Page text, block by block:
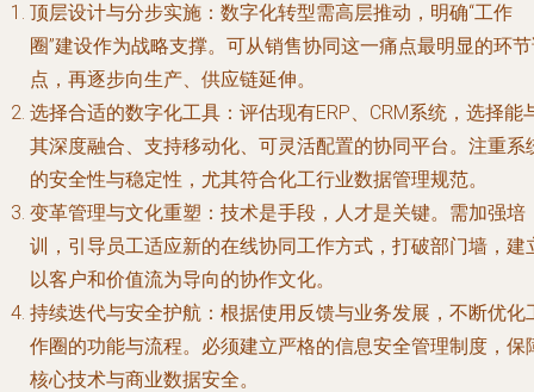
顶层设计与分步实施 ：数字化转型需高层推动，明确“工作
圈”建设作为战略支撑。可从销售协同这一痛点最明显的环
点，再逐步向生产、供应链延伸。
选择合适的数字化工具 ：评估现有ERP、CRM系统，选择能
其深度融合、支持移动化、可灵活配置的协同平台。注重系
的安全性与稳定性，尤其符合化工行业数据管理规范。
变革管理与文化重塑 ：技术是手段，人才是关键。需加强培
训，引导员工适应新的在线协同工作方式，打破部门墙，建
以客户和价值流为导向的协作文化。
持续迭代与安全护航 ：根据使用反馈与业务发展，不断优化
作圈的功能与流程。必须建立严格的信息安全管理制度，保
核心技术与商业数据安全。